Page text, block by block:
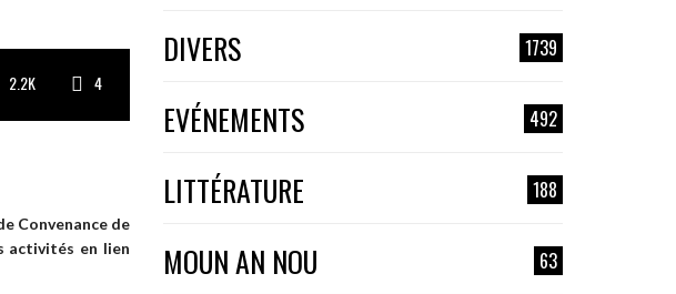
2.2K 4
Convenance de
activités en lien
DIVERS 1739
EVÉNEMENTS 492
LITTÉRATURE 188
MOUN AN NOU 63